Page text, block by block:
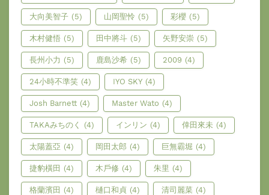
大向美智子 (5) 山岡聖怜 (5) 彩櫻 (5)
木村健悟 (5) 田中將斗 (5) 矢野安崇 (5)
長州小力 (5) 鹿島沙希 (5) 2009 (4)
24小時不準笑 (4) IYO SKY (4)
Josh Barnett (4) Master Wato (4)
TAKAみちのく (4) インリン (4) 倖田來未 (4)
太陽蓋亞 (4) 岡田太郎 (4) 巨無霸堀 (4)
捷豹橫田 (4) 木戶修 (4) 朱里 (4)
格蘭濱田 (4) 樋口和貞 (4) 清司麗菜 (4)